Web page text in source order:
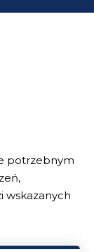
potrzebnym
wskazanych